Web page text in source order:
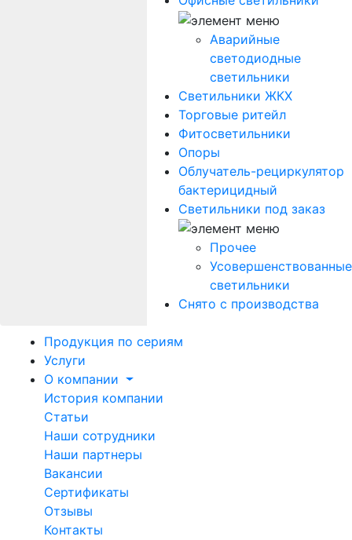
Аварийные
светодиодные
светильники
Светильники ЖКХ
Торговые ритейл
Фитосветильники
Опоры
Облучатель-рециркулятор
бактерицидный
Светильники под заказ
Прочее
Усовершенствованные
светильники
Снято с производства
Продукция по сериям
Услуги
О компании
История компании
Статьи
Наши сотрудники
Наши партнеры
Вакансии
Сертификаты
Отзывы
Контакты